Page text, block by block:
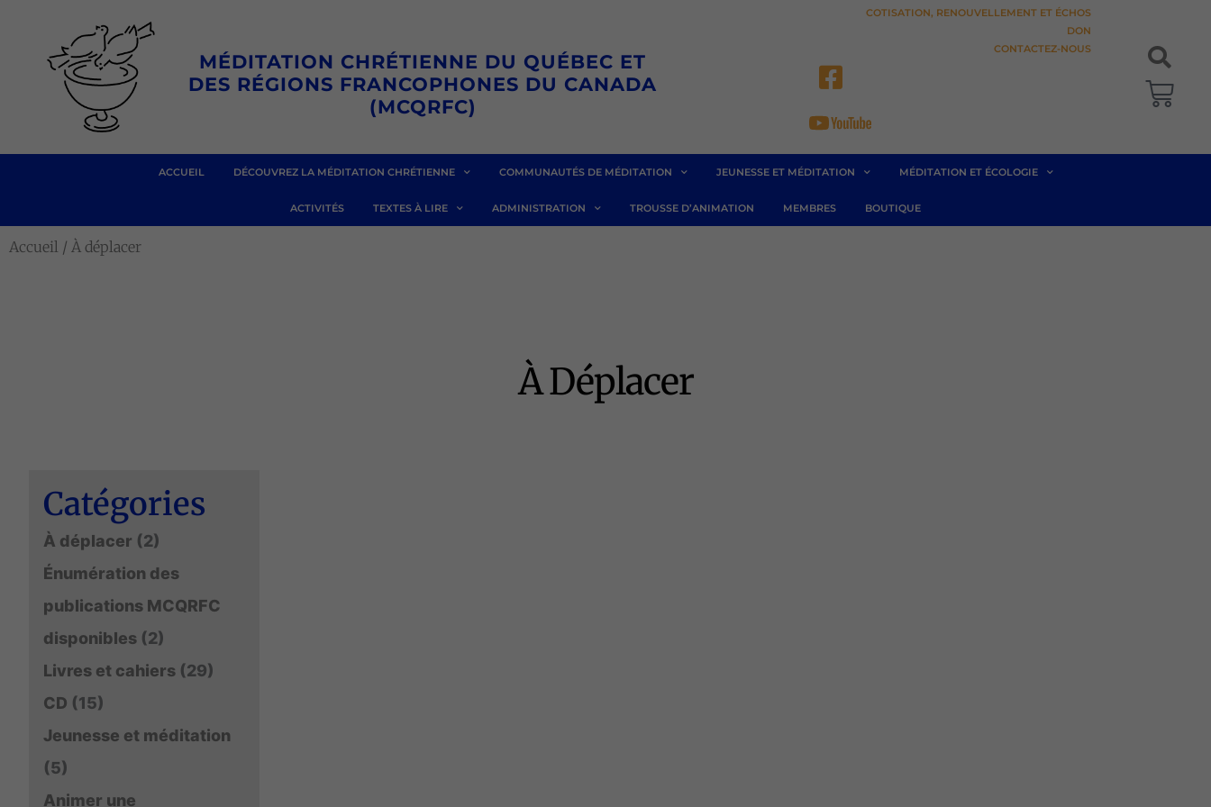
contenu
MÉDITATION CHRÉTIENNE DU QUÉBEC ET
DES RÉGIONS FRANCOPHONES DU CANADA
(MCQRFC)
COTISATION, RENOUVELLEMENT ET ÉCHOS
DON
CONTACTEZ-NOUS
ACCUEIL DÉCOUVREZ LA MÉDITATION CHRÉTIENNE COMMUNAUTÉS DE MÉDITATION JEUNESSE ET MÉDITATION MÉDITATION ET ÉCOLOGIE
ACTIVITÉS TEXTES À LIRE ADMINISTRATION TROUSSE D’ANIMATION MEMBRES BOUTIQUE
Accueil / À déplacer
À Déplacer
Catégories
À déplacer (2)
Énumération des
publications MCQRFC
disponibles (2)
Livres et cahiers (29)
CD (15)
Jeunesse et méditation
(5)
Animer une